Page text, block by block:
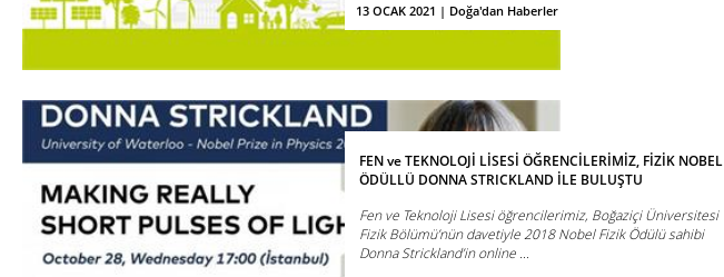
13 OCAK 2021 | Doğa'dan Haberler
FEN ve TEKNOLOJİ LİSESİ ÖĞRENCİLERİMİZ, FİZİK NOBEL
ÖDÜLLÜ DONNA STRICKLAND İLE BULUŞTU
Fen ve Teknoloji Lisesi öğrencilerimiz, Boğaziçi Üniversitesi
Fizik Bölümü’nün davetiyle 2018 Nobel Fizik Ödülü sahibi
Donna Strickland’in online ...